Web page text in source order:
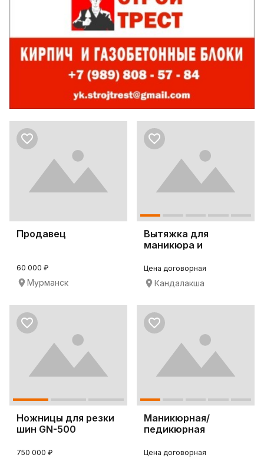
Продавец
60 000 ₽
Мурманск
Вытяжка для
маникюра и
Alize
Цена договорная
Кандалакша
Ножницы для резки
шин GN-500
750 000 ₽
Маникюрная/
педикюрная
Alize
Цена договорная